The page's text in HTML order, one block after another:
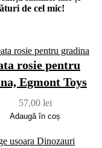
de cel mic!
rosie pentru
Egmont Toys
57,00 lei
Adaugă în coș